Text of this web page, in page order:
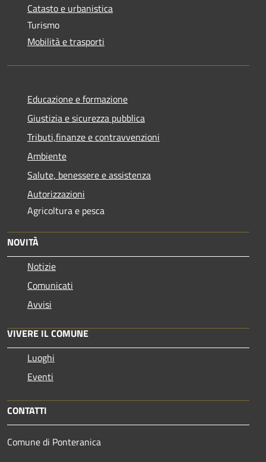
Catasto e urbanistica
Turismo
Mobilità e trasporti
Educazione e formazione
Giustizia e sicurezza pubblica
Tributi,finanze e contravvenzioni
Ambiente
Salute, benessere e assistenza
Autorizzazioni
Agricoltura e pesca
NOVITÀ
Notizie
Comunicati
Avvisi
VIVERE IL COMUNE
Luoghi
Eventi
CONTATTI
Comune di Ponteranica